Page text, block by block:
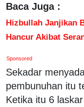
Baca Juga :
Hizbullah Janjikan
Hancur Akibat
Sponsored
Sekadar
pembunuhan itu
Ketika itu 6